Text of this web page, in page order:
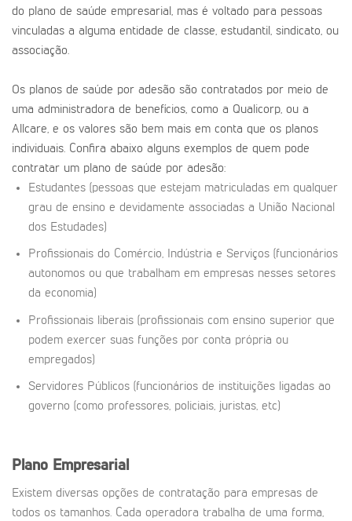
do plano de saúde empresarial, mas é voltado para pessoas
vinculadas a alguma entidade de classe, estudantil, sindicato, ou
associação.
Os planos de saúde por adesão são contratados por meio de
uma administradora de benefícios, como a Qualicorp, ou a
Allcare, e os valores são bem mais em conta que os planos
individuais. Confira abaixo alguns exemplos de quem pode
contratar um plano de saúde por adesão:
Estudantes (pessoas que estejam matriculadas em qualquer
grau de ensino e devidamente associadas a União Nacional
dos Estudades)
Profissionais do Comércio, Indústria e Serviços (funcionários
autonomos ou que trabalham em empresas nesses setores
da economia)
Profissionais liberais (profissionais com ensino superior que
podem exercer suas funções por conta própria ou
empregados)
Servidores Públicos (funcionários de instituições ligadas ao
governo (como professores, policiais, juristas, etc)
Plano Empresarial
Existem diversas opções de contratação para empresas de
todos os tamanhos. Cada operadora trabalha de uma forma,